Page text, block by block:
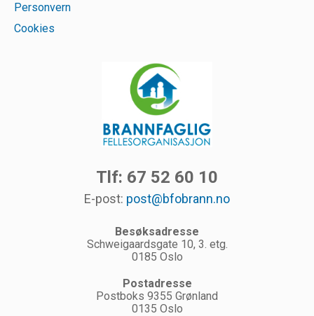
Personvern
Cookies
Tlf: 67 52 60 10
E-post: post@bfobrann.no
Besøksadresse
Schweigaardsgate 10, 3. etg.
0185 Oslo
Postadresse
Postboks 9355 Grønland
0135 Oslo